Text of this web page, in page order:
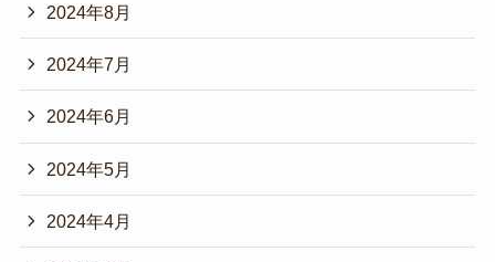
2024年8月
2024年7月
2024年6月
2024年5月
2024年4月